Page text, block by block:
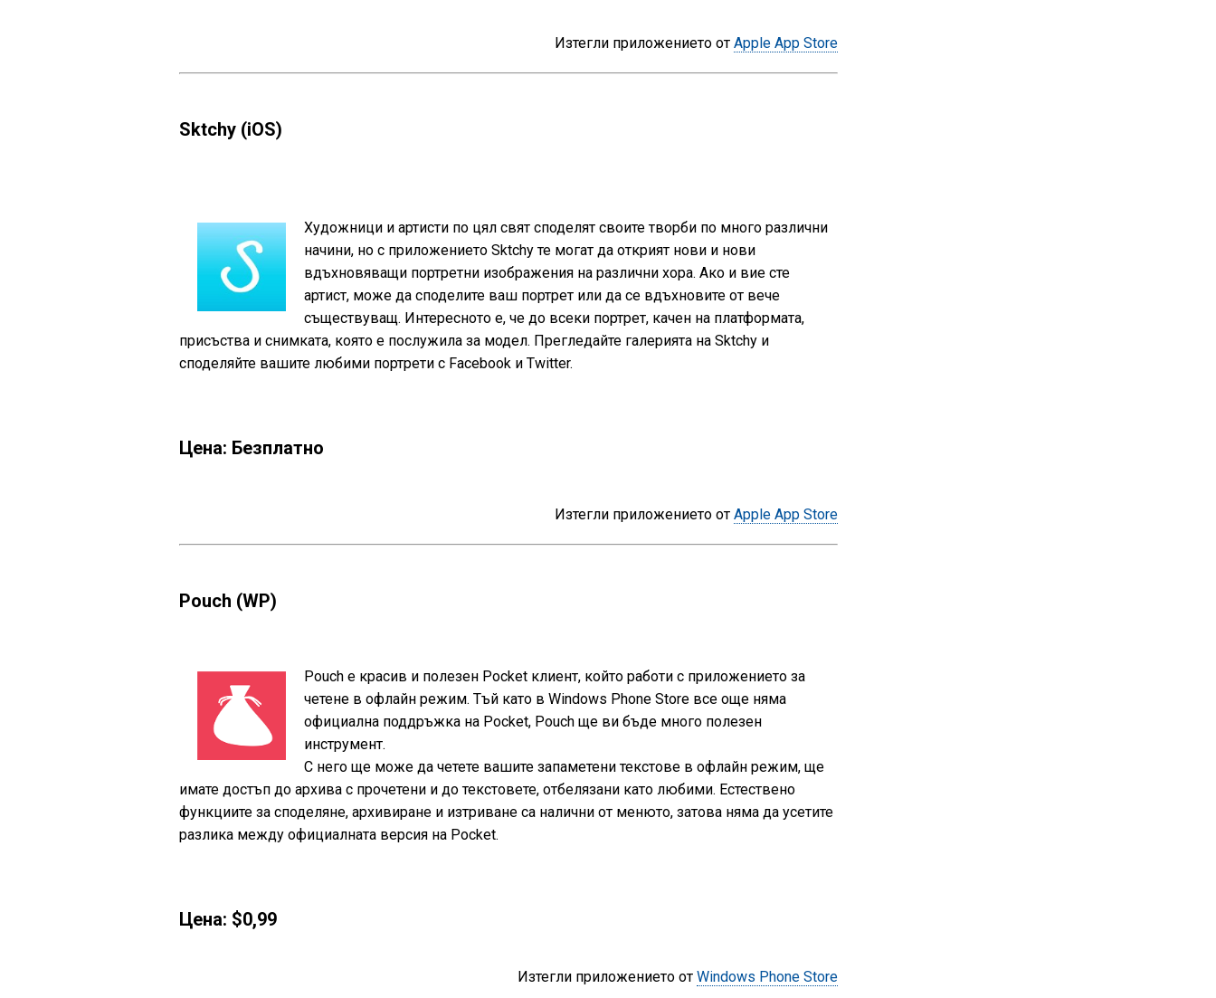
Изтегли приложението от Apple App Store
Sktchy (iOS)
Художници и артисти по цял свят споделят своите творби по много различни
начини, но с приложението Sktchy те могат да открият нови и нови
вдъхновяващи портретни изображения на различни хора. Ако и вие сте
артист, може да споделите ваш портрет или да се вдъхновите от вече
съществуващ. Интересното е, че до всеки портрет, качен на платформата,
присъства и снимката, която е послужила за модел. Прегледайте галерията на Sktchy и
споделяйте вашите любими портрети с Facebook и Twitter.
Цена: Безплатно
Изтегли приложението от Apple App Store
Pouch (WP)
Pouch е красив и полезен Pocket клиент, който работи с приложението за
четене в офлайн режим. Тъй като в Windows Phone Store все още няма
официална поддръжка на Pocket, Pouch ще ви бъде много полезен
инструмент.
С него ще може да четете вашите запаметени текстове в офлайн режим, ще
имате достъп до архива с прочетени и до текстовете, отбелязани като любими. Естествено
функциите за споделяне, архивиране и изтриване са налични от менюто, затова няма да усетите
разлика между официалната версия на Pocket.
Цена: $0,99
Изтегли приложението от Windows Phone Store